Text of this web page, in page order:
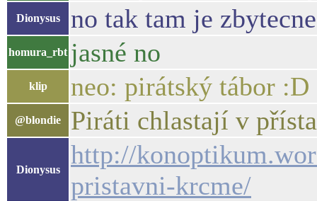
Dionysus no tak tam je
homura_rbt jasné no
klip neo: pirátský tábor :D
@blondie Piráti chlastají v
Dionysus
http://
pristavni-krcme/